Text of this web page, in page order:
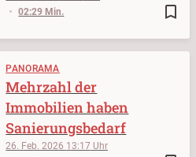
bookmark_border
02:29 Min.
PANORAMA
26. Feb. 2026 13:17
Mehrzahl der
Immobilien haben
Sanierungsbedarf